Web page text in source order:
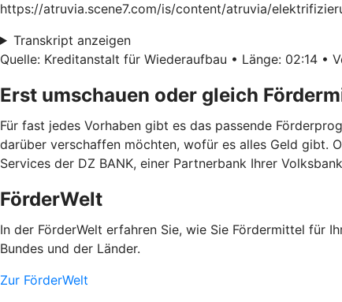
https://atruvia.scene7.com/is/content/atruvia/
Transkript anzeigen
Quelle: Kreditanstalt für Wiederaufbau • Länge: 02:14 •
Erst umschauen oder gleich
Für fast jedes Vorhaben gibt es das passende
darüber verschaffen möchten, wofür es alles Geld gibt.
Services der DZ BANK, einer Partnerbank Ihrer
FörderWelt
In der FörderWelt erfahren Sie, wie Sie Fördermittel für
Bundes und der Länder.
Zur FörderWelt